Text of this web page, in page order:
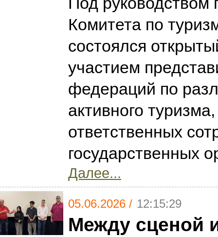
Комитета по
состоялся
участием
федераций по
активного
ответственных
государственных
Далее...
05.06.2026 / 12:15:29
Между сценой